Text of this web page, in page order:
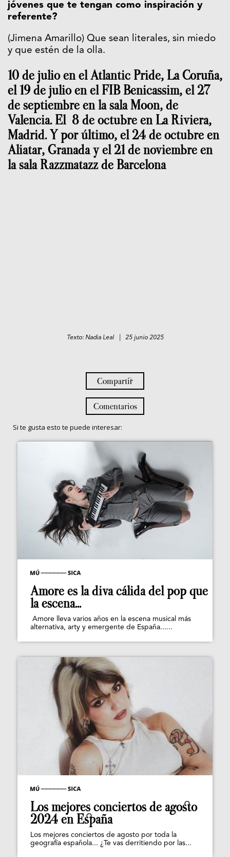
jóvenes que te tengan como inspiración y
referente?
(Jimena Amarillo) Que sean literales, sin miedo
y que estén de la olla.
10 de julio en el Atlantic Pride, La Coruña,
el 19 de julio en el FIB Benicassim, el 27
de septiembre en la sala Moon, de
Valencia. El 8 de octubre en La Riviera,
Madrid. Y por último, el 24 de octubre en
Aliatar, Granada y el 21 de noviembre en
la sala Razzmatazz de Barcelona
Texto: Nadia Leal | 25 junio 2025
Compartir
Comentarios
Si te gusta esto te puede interesar:
Amore es la diva cálida del pop que
la escena...
Amore lleva varios años en la escena musical más
alternativa, arty y emergente de España......
Los mejores conciertos de agosto
2024 en España
Los mejores conciertos de agosto por toda la
geografía española... ¿Te vas derritiendo por las...